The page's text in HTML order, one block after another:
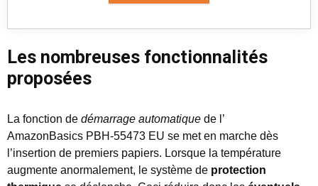
Les nombreuses fonctionnalités
proposées
La fonction de démarrage automatique de l’
AmazonBasics PBH-55473 EU se met en marche dès
l’insertion de premiers papiers. Lorsque la température
augmente anormalement, le système de protection